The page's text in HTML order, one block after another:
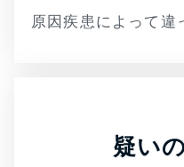
原因疾患によって違
疑い